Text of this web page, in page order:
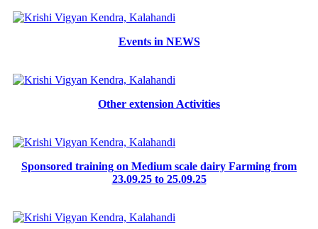
Events in NEWS
Other extension Activities
Sponsored training on Medium scale dairy Farming from
23.09.25 to 25.09.25